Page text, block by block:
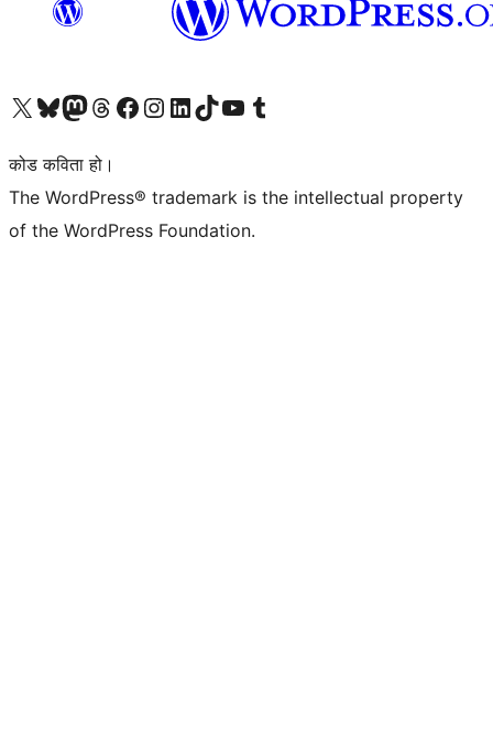
हाम्रो X (पहिले ट्विटर) खातामा जानुहोस्
हाम्रो Bluesky खाता भ्रमण गर्नुहोस्
हाम्रो म्यास्टोडन खाता भ्रमण गर्नुहोस्
हाम्रो थ्रेड्स खातामा जानुहोस्
हाम्रो फेसबुक पेजमा जानुहोस्
हाम्रो इन्स्टाग्राम खातामा जानुहोस्
हाम्रो लिङ्क्डइन खातामा जानुहोस्
हाम्रो TikTok खाता भ्रमण गर्नुहोस्
हाम्रो युट्युब च्यानलमा जानुहोस्
हाम्रो टम्बलर खाता भ्रमण गर्नुहोस्
कोड कविता हो।
The WordPress® trademark is the intellectual property
of the WordPress Foundation.